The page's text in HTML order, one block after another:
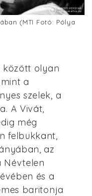
(MTI Fotó: Pólya
között olyan
a
szelek, a
A Vivát,
még
felbukkant,
az
Névtelen
és a
baritonja